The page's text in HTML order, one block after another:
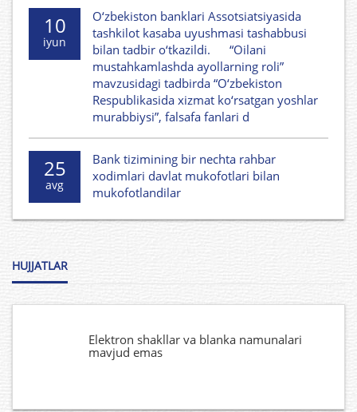
10
iyun
O‘zbekiston banklari Assotsiatsiyasida
tashkilot kasaba uyushmasi tashabbusi
bilan tadbir o‘tkazildi. “Oilani
mustahkamlashda ayollarning roli”
mavzusidagi tadbirda “O‘zbekiston
Respublikasida xizmat ko‘rsatgan yoshlar
murabbiysi”, falsafa fanlari d
25
avg
Bank tizimining bir nechta rahbar
xodimlari davlat mukofotlari bilan
mukofotlandilar
HUJJATLAR
Elektron shakllar va blanka namunalari
mavjud emas